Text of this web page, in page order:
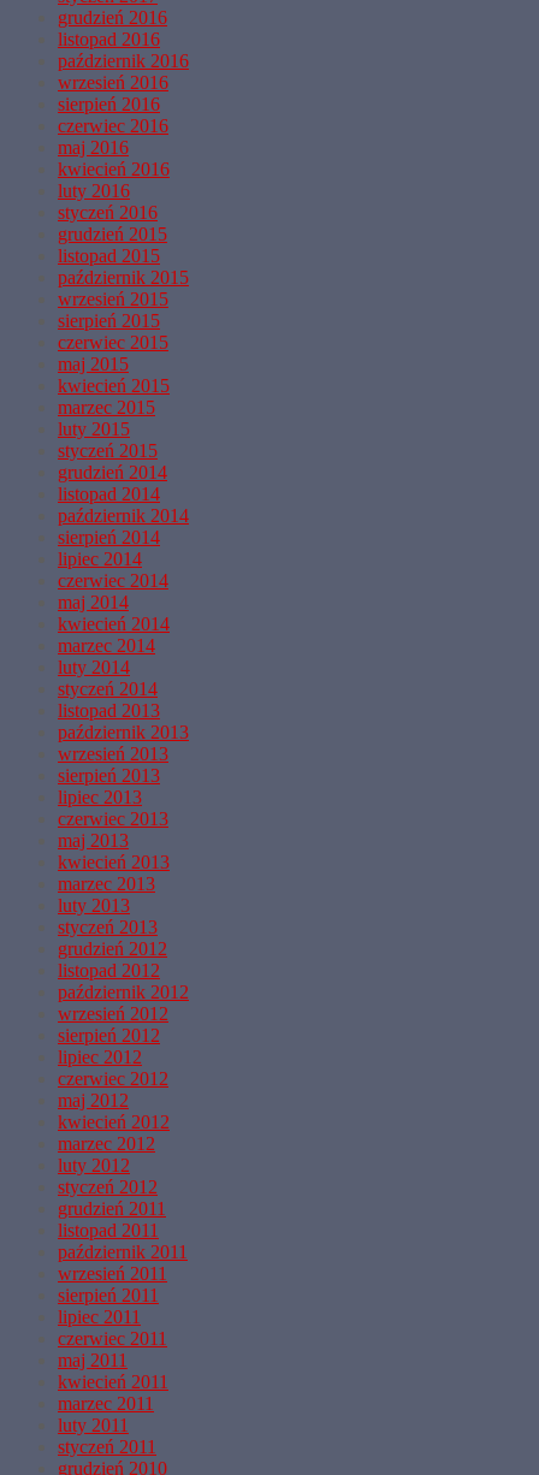
grudzień 2016
listopad 2016
październik 2016
wrzesień 2016
sierpień 2016
czerwiec 2016
maj 2016
kwiecień 2016
luty 2016
styczeń 2016
grudzień 2015
listopad 2015
październik 2015
wrzesień 2015
sierpień 2015
czerwiec 2015
maj 2015
kwiecień 2015
marzec 2015
luty 2015
styczeń 2015
grudzień 2014
listopad 2014
październik 2014
sierpień 2014
lipiec 2014
czerwiec 2014
maj 2014
kwiecień 2014
marzec 2014
luty 2014
styczeń 2014
listopad 2013
październik 2013
wrzesień 2013
sierpień 2013
lipiec 2013
czerwiec 2013
maj 2013
kwiecień 2013
marzec 2013
luty 2013
styczeń 2013
grudzień 2012
listopad 2012
październik 2012
wrzesień 2012
sierpień 2012
lipiec 2012
czerwiec 2012
maj 2012
kwiecień 2012
marzec 2012
luty 2012
styczeń 2012
grudzień 2011
listopad 2011
październik 2011
wrzesień 2011
sierpień 2011
lipiec 2011
czerwiec 2011
maj 2011
kwiecień 2011
marzec 2011
luty 2011
styczeń 2011
grudzień 2010